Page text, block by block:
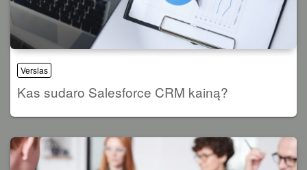
Verslas
Kas sudaro Salesforce CRM kainą?